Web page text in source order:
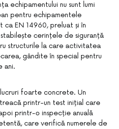
echipamentului nu sunt lumi
pentru echipamentele
ca EN 14960, preluat și în
cerințele de siguranță
structurile la care activitatea
gândite în special pentru
ani.
foarte concrete. Un
printr-un test inițial care
printr-o inspecție anuală
care verifică numerele de